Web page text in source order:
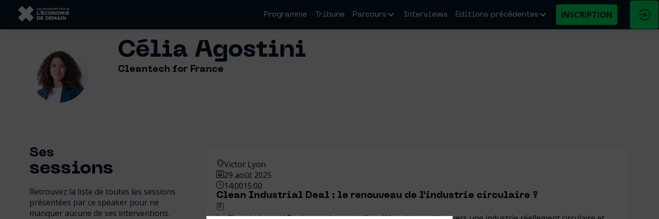
Programme Tribune Parcours Interviews Editions précédentes INSCRIPTION
CA
Célia Agostini
Cleantech for France
Ses
sessions
Retrouvez la liste de toutes les sessions
présentées par ce speaker pour ne
manquer aucune de ses interventions.
Victor Lyon
29 août 2025
14:0015:00
Clean Industrial Deal : le renouveau de l’industrie circulaire ?